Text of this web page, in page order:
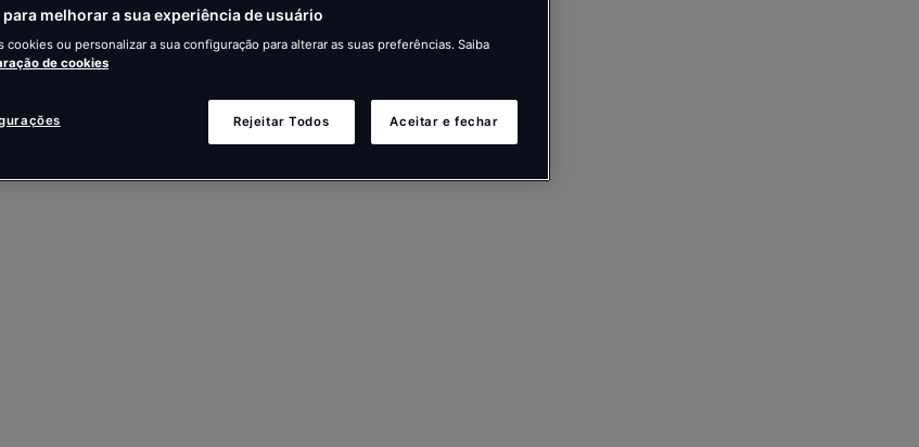
melhorar a sua experiência de usuário
cookies ou personalizar a sua configuração para alterar as suas preferências. Saiba
de cookies
Rejeitar Todos Aceitar e fechar